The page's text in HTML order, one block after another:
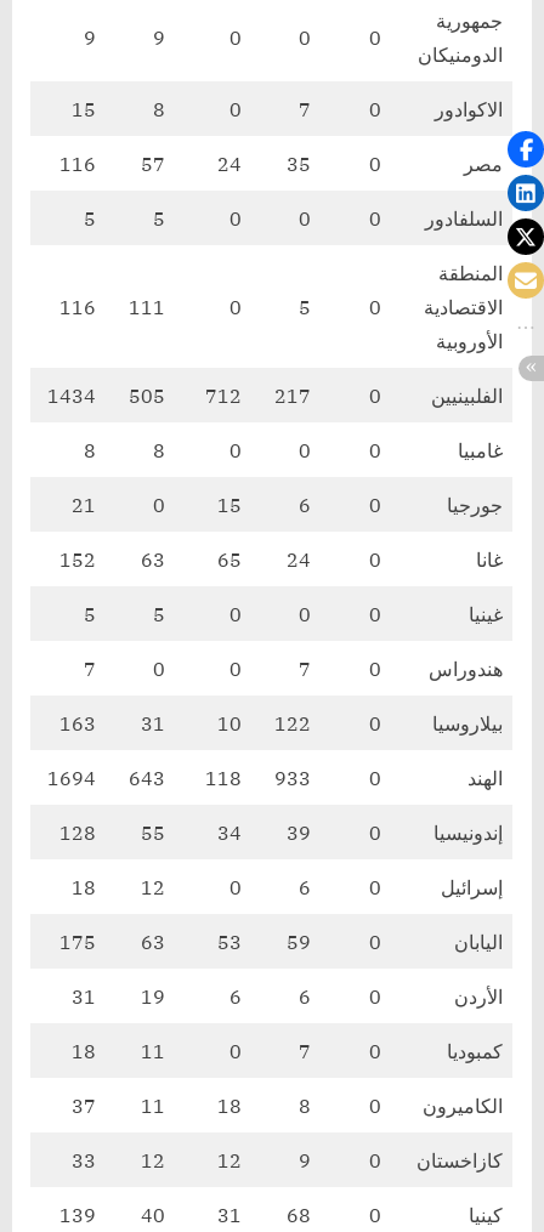
جمهورية
الدومنيكان
0
0
0
9
9
الاكوادور 0
7
0
8
15
مصر 0
35
24
57
116
السلفادور 0
0
0
5
5
المنطقة
الاقتصادية
الأوروبية
0
5
0
111
116
الفلبينيين 0
217
712
505
1434
غامبيا 0
0
0
8
8
جورجيا 0
6
15
0
21
غانا 0
24
65
63
152
غينيا 0
0
0
5
5
هندوراس 0
7
0
0
7
بيلاروسيا 0
122
10
31
163
الهند 0
933
118
643
1694
إندونيسيا 0
39
34
55
128
إسرائيل 0
6
0
12
18
اليابان 0
59
53
63
175
الأردن 0
6
6
19
31
كمبوديا 0
7
0
11
18
الكاميرون 0
8
18
11
37
كازاخستان 0
9
12
12
33
كينيا 0
68
31
40
139